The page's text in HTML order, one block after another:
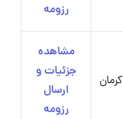
رزومه
کرمان
مشاهده
جزئیات و
ارسال
رزومه